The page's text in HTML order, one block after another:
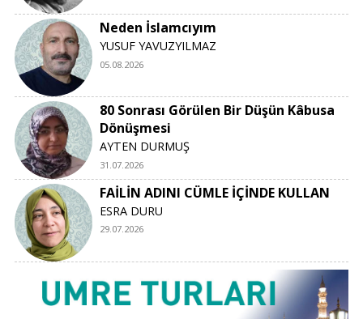
Neden İslamcıyım
YUSUF YAVUZYILMAZ
05.08.2026
80 Sonrası Görülen Bir Düşün Kâbusa
Dönüşmesi
AYTEN DURMUŞ
31.07.2026
FAİLİN ADINI CÜMLE İÇİNDE KULLAN
ESRA DURU
29.07.2026